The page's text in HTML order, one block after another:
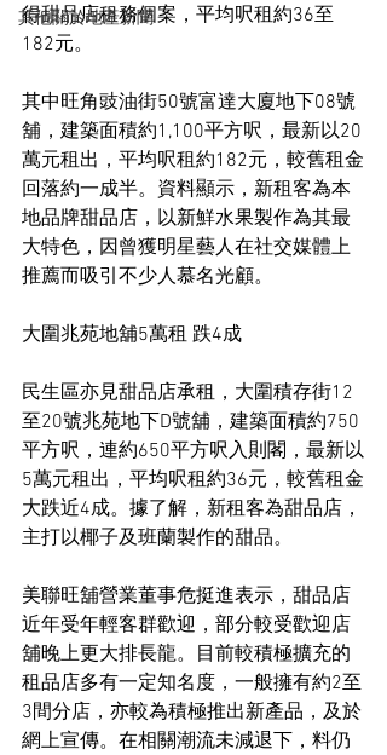
其他關於地產新聞
得甜品店租務個案，平均呎租約36至
182元。
其中旺角豉油街50號富達大廈地下08號
舖，建築面積約1,100平方呎，最新以20
萬元租出，平均呎租約182元，較舊租金
回落約一成半。資料顯示，新租客為本
地品牌甜品店，以新鮮水果製作為其最
大特色，因曾獲明星藝人在社交媒體上
推薦而吸引不少人慕名光顧。
大圍兆苑地舖5萬租 跌4成
民生區亦見甜品店承租，大圍積存街12
至20號兆苑地下D號舖，建築面積約750
平方呎，連約650平方呎入則閣，最新以
5萬元租出，平均呎租約36元，較舊租金
大跌近4成。據了解，新租客為甜品店，
主打以椰子及班蘭製作的甜品。
美聯旺舖營業董事危挺進表示，甜品店
近年受年輕客群歡迎，部分較受歡迎店
舖晚上更大排長龍。目前較積極擴充的
租品店多有一定知名度，一般擁有約2至
3間分店，亦較為積極推出新產品，及於
網上宣傳。在相關潮流未減退下，料仍